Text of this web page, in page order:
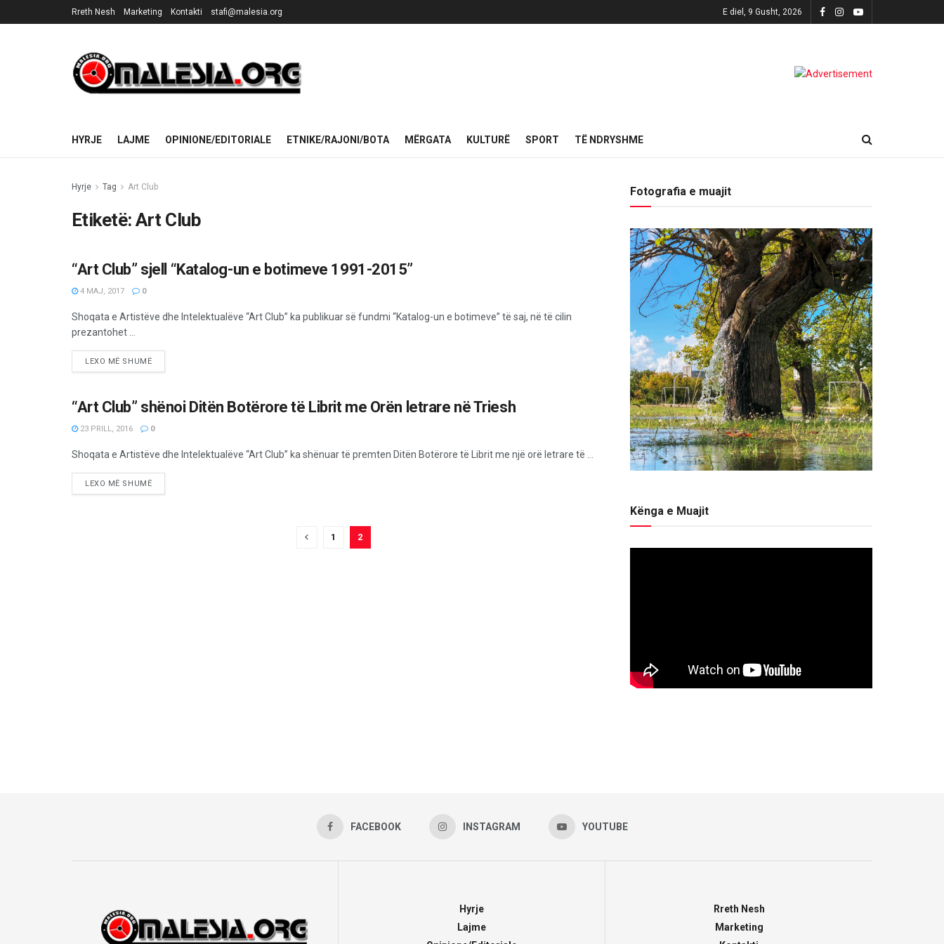
Rreth Nesh Marketing Kontakti stafi@malesia.org E diel, 9 Gusht, 2026
HYRJE LAJME OPINIONE/EDITORIALE ETNIKE/RAJONI/BOTA MËRGATA KULTURË SPORT TË NDRYSHME
Hyrje Tag Art Club
Etiketë:Art Club
KULTURË
“Art Club” sjell “Katalog-un e botimeve 1991-2015”
4 MAJ, 2017 0
Shoqata e Artistëve dhe Intelektualëve “Art Club” ka publikuar së fundmi “Katalog-un e botimeve” të saj, në të cilin
prezantohet ...
LEXO MË SHUMË
KULTURË
“Art Club” shënoi Ditën Botërore të Librit me Orën letrare në Triesh
23 PRILL, 2016 0
Shoqata e Artistëve dhe Intelektualëve “Art Club” ka shënuar të premten Ditën Botërore të Librit me një orë letrare të ...
LEXO MË SHUMË
1 2
Fotografia e muajit
Kënga e Muajit
FACEBOOK INSTAGRAM YOUTUBE
Hyrje
Lajme
Rreth Nesh
Marketing